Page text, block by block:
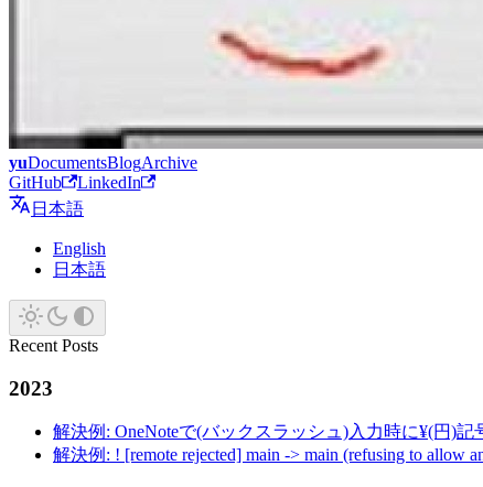
yuDocumentsBlogArchive
GitHub
LinkedIn
日本語
English
日本語
Recent Posts
2023
解決例: OneNoteで(バックスラッシュ)入力時に¥(円)記
解決例: ! [remote rejected] main -> main (refusing to allow